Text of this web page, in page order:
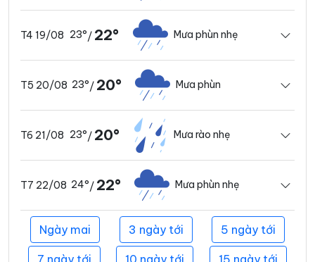
T4 19/08 23°/ 22° Mưa phùn nhẹ
T5 20/08 23°/ 20° Mưa phùn
T6 21/08 23°/ 20° Mưa rào nhẹ
T7 22/08 24°/ 22° Mưa phùn nhẹ
Ngày mai 3 ngày tới 5 ngày tới
7 ngày tới 10 ngày tới 15 ngày tới